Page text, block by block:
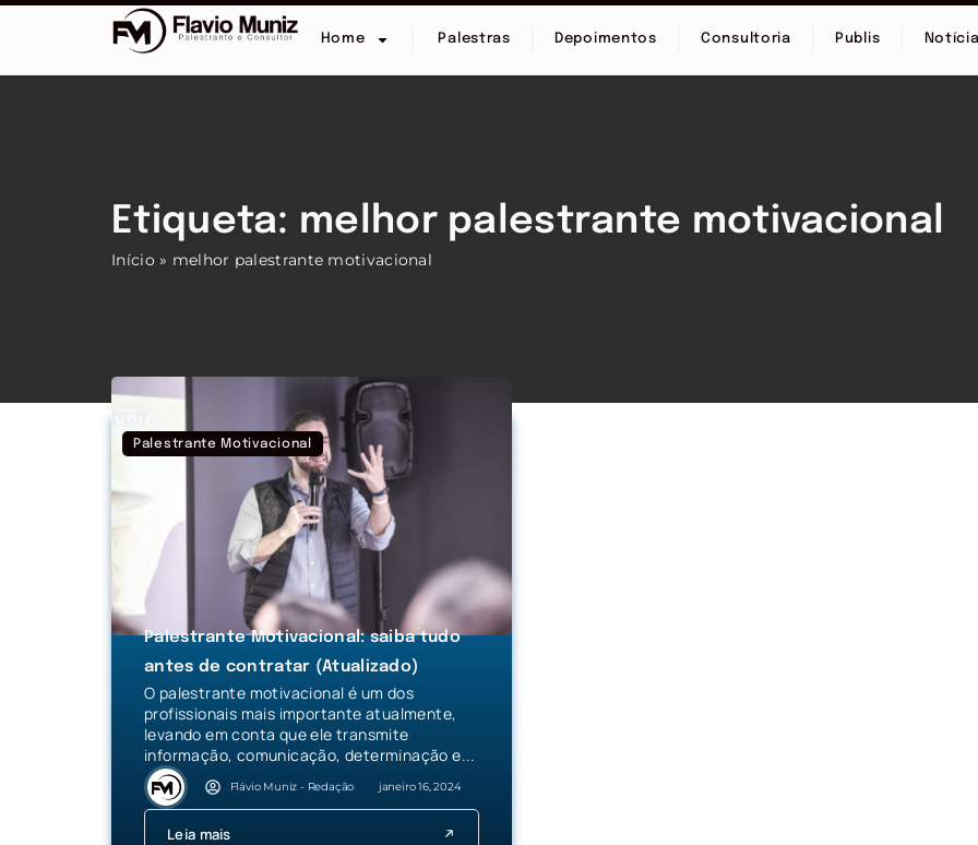
Home Palestras Depoimentos Consultoria Publis
Etiqueta: melhor palestrante motivacional
Início » melhor palestrante motivacional
Palestrante Motivacional
Palestrante Motivacional: saiba tudo
antes de contratar (Atualizado)
O palestrante motivacional é um dos
profissionais mais importante atualmente,
levando em conta que ele transmite
informação, comunicação, determinação e...
Flávio Muniz - Redação janeiro 16, 2024
Leia mais